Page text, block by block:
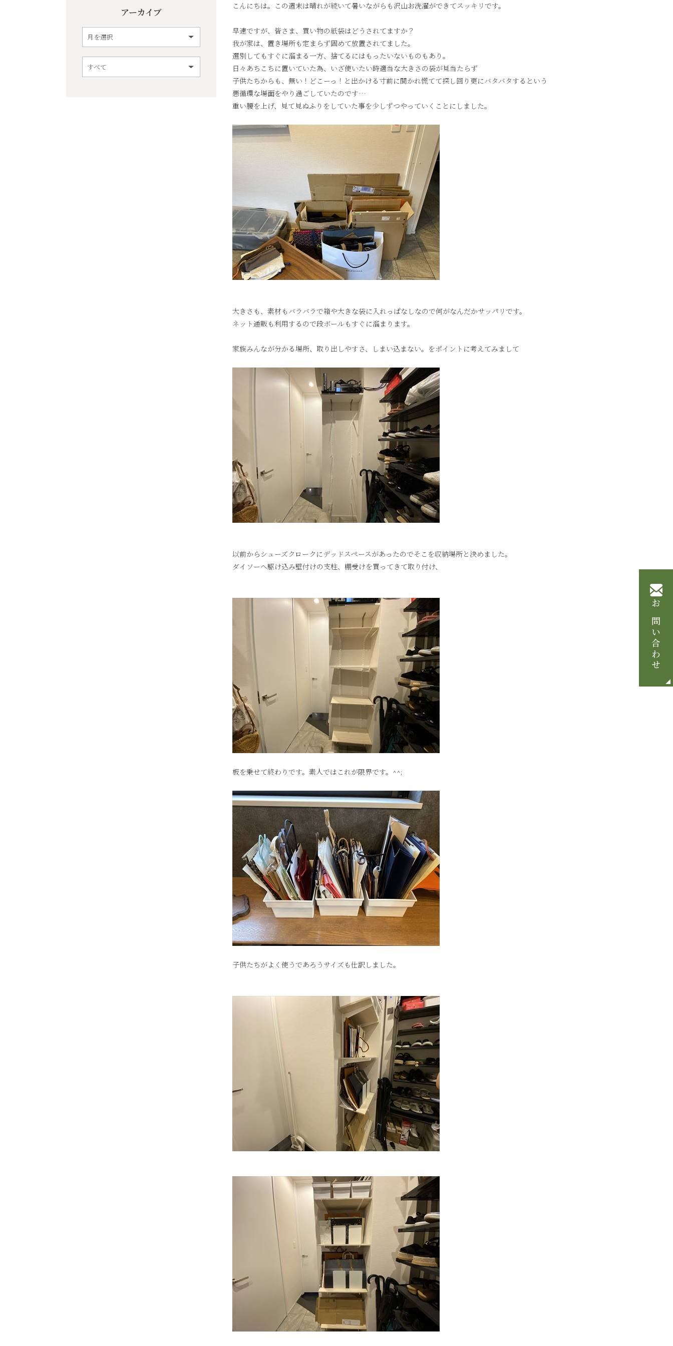
お問い合わせ
こんにちは。この週末は晴れが続いて暑いながらも沢山お洗濯ができてスッキリです。
早速ですが、皆さま、買い物の紙袋はどうされてますか？
我が家は、置き場所も定まらず固めて放置されてました。
選別してもすぐに溜まる一方、捨てるにはもったいないものもあり。
日々あちこちに置いていた為、いざ使いたい時適当な大きさの袋が見当たらず
子供たちからも、無い！どこーっ！と出かける寸前に聞かれ慌てて探し回り更にバタバタするという
悪循環な場面をやり過ごしていたのです…
重い腰を上げ、見て見ぬふりをしていた事を少しずつやっていくことにしました。
大きさも、素材もバラバラで箱や大きな袋に入れっぱなしなので何がなんだかサッパリです。
ネット通販も利用するので段ボールもすぐに溜まります。
家族みんなが分かる場所、取り出しやすさ、しまい込まない。をポイントに考えてみまして
以前からシューズクロークにデッドスペースがあったのでそこを収納場所と決めました。
ダイソーへ駆け込み壁付けの支柱、棚受けを買ってきて取り付け、
板を乗せて終わりです。素人ではこれが限界です。^^;
子供たちがよく使うであろうサイズも仕訳しました。
アーカイブ